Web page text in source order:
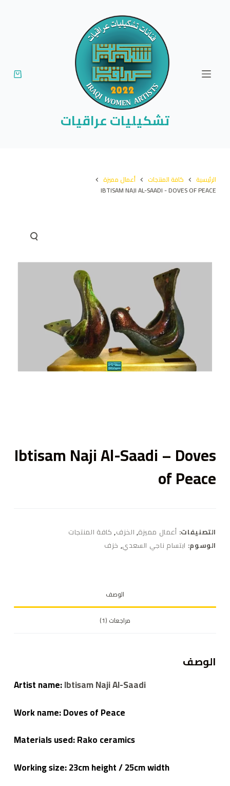
تشكيليات عراقيات
الرئيسية كافة المنتجات
أعمال مميزة
IBTISAM NAJI AL-SAADI - DOVES OF PEACE
Ibtisam Naji Al-Saadi – Doves
of Peace
التصنيفات: أعمال مميزة, الخزف, كافة المنتجات
الوسوم: ابتسام ناجي السعدي, خزف
الوصف
مراجعات (1)
الوصف
Artist name:Ibtisam Naji Al-Saadi
Work name: Doves of Peace
Materials used: Rako ceramics
Working size: 23cm height / 25cm width